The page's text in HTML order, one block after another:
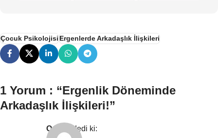
Çocuk PsikolojisiErgenlerde Arkadaşlık İlişkileri
1 Yorum : “Ergenlik Döneminde
Arkadaşlık İlişkileri!”
Ozlem dedi ki: